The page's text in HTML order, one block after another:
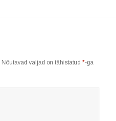
Nõutavad väljad on tähistatud*-ga